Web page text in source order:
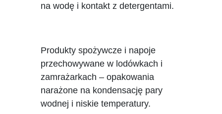
na wodę i kontakt z detergentami.
Produkty spożywcze i napoje
przechowywane w lodówkach i
zamrażarkach – opakowania
narażone na kondensację pary
wodnej i niskie temperatury.